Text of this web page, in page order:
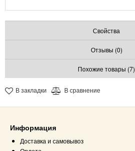
Свойства
Отзывы (0)
Похожие товары (7)
В закладки В сравнение
Информация
Доставка и самовывоз